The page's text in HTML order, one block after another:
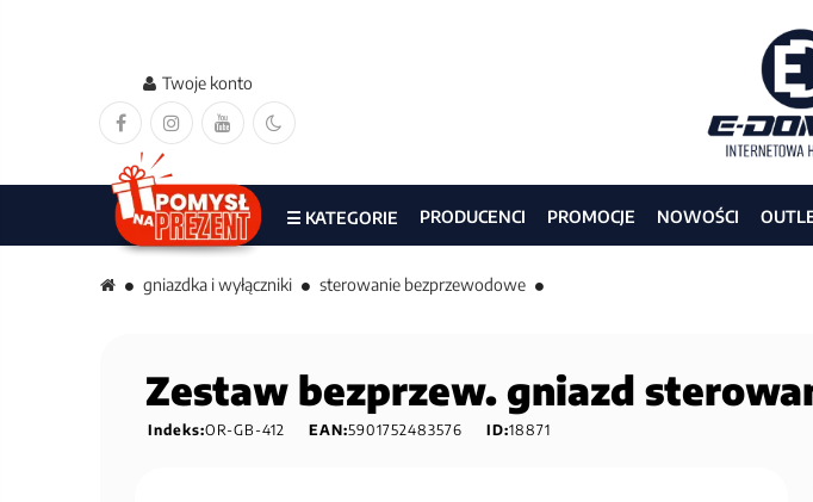
Twoje konto
☰ KATEGORIE PRODUCENCI PROMOCJE NOWOŚCI
gniazdka i wyłączniki sterowanie bezprzewodowe
Zestaw bezprzew. gniazd
Indeks:OR-GB-412 EAN:5901752483576 ID:18871